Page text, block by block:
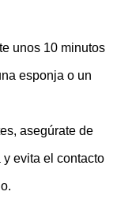
unos 10 minutos
esponja o un
asegúrate de
evita el contacto